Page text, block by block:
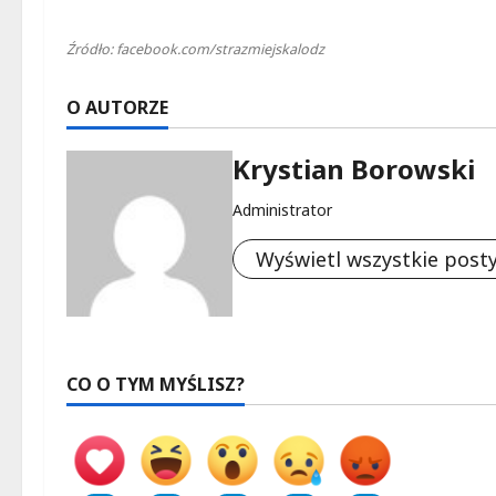
Źródło: facebook.com/strazmiejskalodz
O AUTORZE
Krystian Borowski
Administrator
Wyświetl wszystkie
CO O TYM MYŚLISZ?